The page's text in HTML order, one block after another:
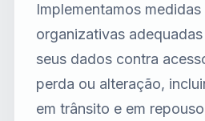
Implementamos
organizativas
seus dados contra
perda ou alteração,
em trânsito e em